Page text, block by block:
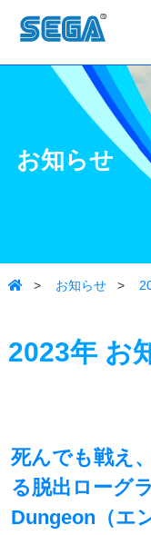
お知らせ
> お知らせ >
2023年お
死んでも戦え
る脱出ローグ
Dungeon（エ